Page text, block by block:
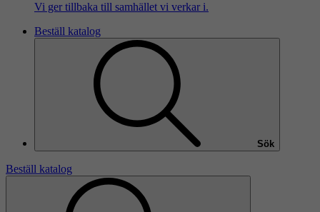
Vi ger tillbaka till samhället vi verkar i.
Beställ katalog
Sök
Beställ katalog